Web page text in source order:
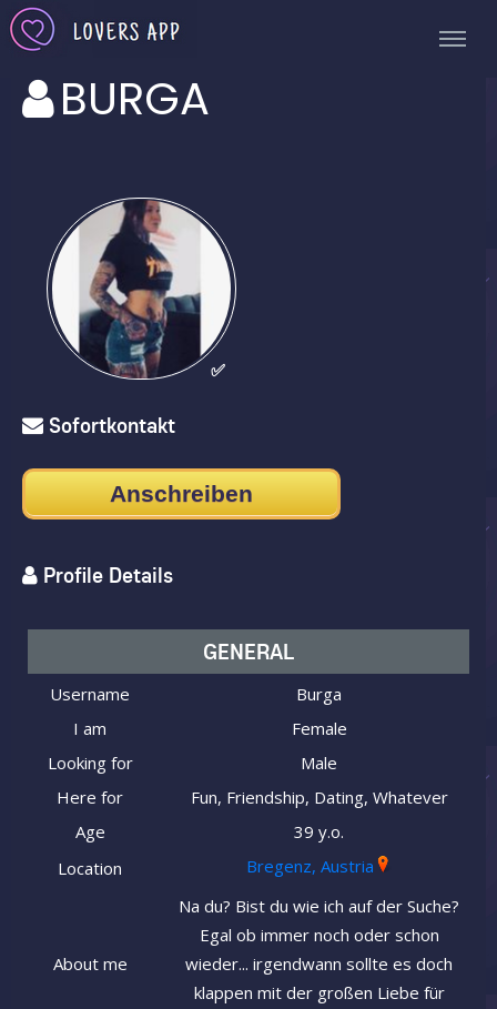
BURGA
✅
Sofortkontakt
Anschreiben
Profile Details
GENERAL
Username
Burga
I am
Female
Looking for
Male
Here for
Fun, Friendship, Dating, Whatever
Age
39 y.o.
Location
Bregenz, Austria
About me
Na du? Bist du wie ich auf der Suche?
Egal ob immer noch oder schon
wieder... irgendwann sollte es doch
klappen mit der großen Liebe für